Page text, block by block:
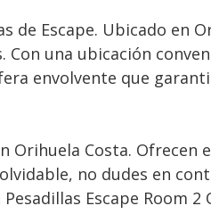
de Escape. Ubicado en
una ubicación
envolvente que
Orihuela Costa. Ofrecen
no dudes en
Escape Room 2